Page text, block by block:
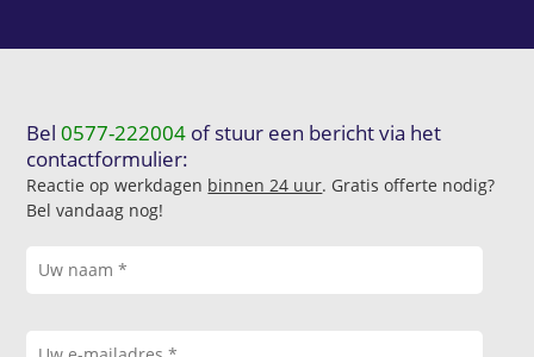
Bel0577-222004 of stuur een bericht via het
contactformulier:
Reactie op werkdagen binnen 24 uur. Gratis offerte nodig?
Bel vandaag nog!